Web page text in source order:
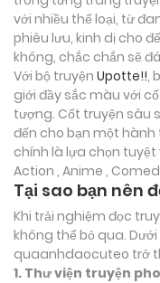
với nhiều thể loại, từ
phiêu lưu, kinh dị cho
không, chắc chắn sẽ
Với bộ truyện Upotte!!,
giới đầy sắc màu với
tượng. Cốt truyện sâu
đến cho bạn một
chính là lựa chọn
Action , Anime ,
Tại sao bạn nên
Khi trải nghiệm đọc
không thể bỏ qua.
quaanhdaocuteo trở
1. Thư viện truyện